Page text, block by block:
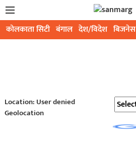
कोलकाता सिटी बंगाल देश/विदेश बिजनेस
Location: User denied
Geolocation